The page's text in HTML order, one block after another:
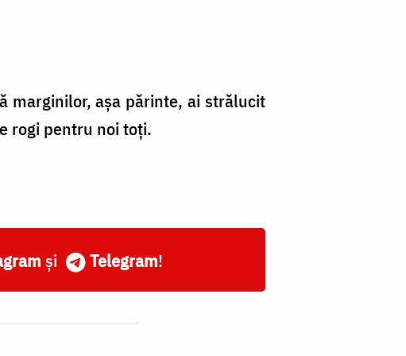
marginilor, aşa părinte, ai strălucit
rogi pentru noi toţi.
și Telegram!